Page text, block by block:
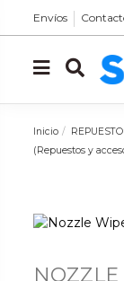
Envíos
Inicio
(Repuestos y